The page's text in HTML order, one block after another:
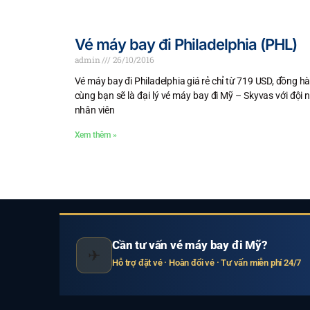
Vé máy bay đi Philadelphia (PHL)
admin
26/10/2016
Vé máy bay đi Philadelphia giá rẻ chỉ từ 719 USD, đồng
cùng bạn sẽ là đại lý vé máy bay đi Mỹ – Skyvas với đội
nhân viên
Xem thêm »
✈
Cần tư vấn vé máy bay đi Mỹ?
Hỗ trợ đặt vé · Hoàn đổi vé · Tư vấn miễn phí 24/7